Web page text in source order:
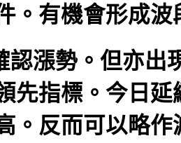
。有機會形成
認漲勢。但亦出
先指標。今日
。反而可以略